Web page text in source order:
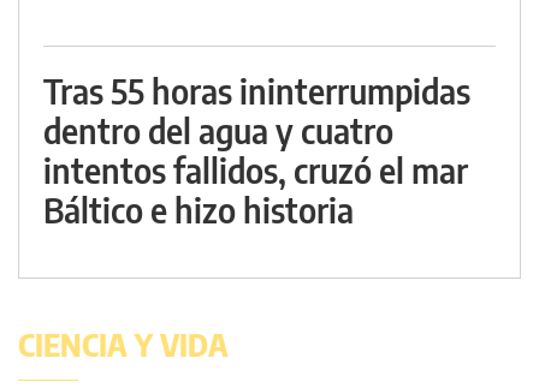
Tras 55 horas ininterrumpidas
dentro del agua y cuatro
intentos fallidos, cruzó el mar
Báltico e hizo historia
CIENCIA Y VIDA